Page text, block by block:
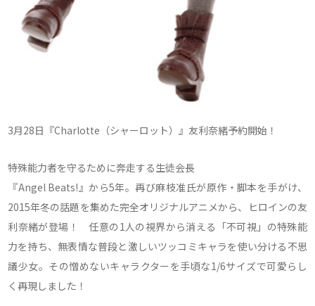
3月28日『Charlotte（シャーロット）』友利奈緒予約開始！
特殊能力者を守るために奔走する生徒会長
『Angel Beats!』から5年。再び麻枝准氏が原作・脚本を手がけ、
2015年冬の話題を集めた完全オリジナルアニメから、ヒロインの友
利奈緒が登場！ 任意の1人の視界から消える「不可視」の特殊能
力を持ち、無表情な普段と激しいツッコミキャラを使い分ける不思
議少女。その憎めないキャラクターを手頃な1/6サイズで可愛らし
く再現しました！